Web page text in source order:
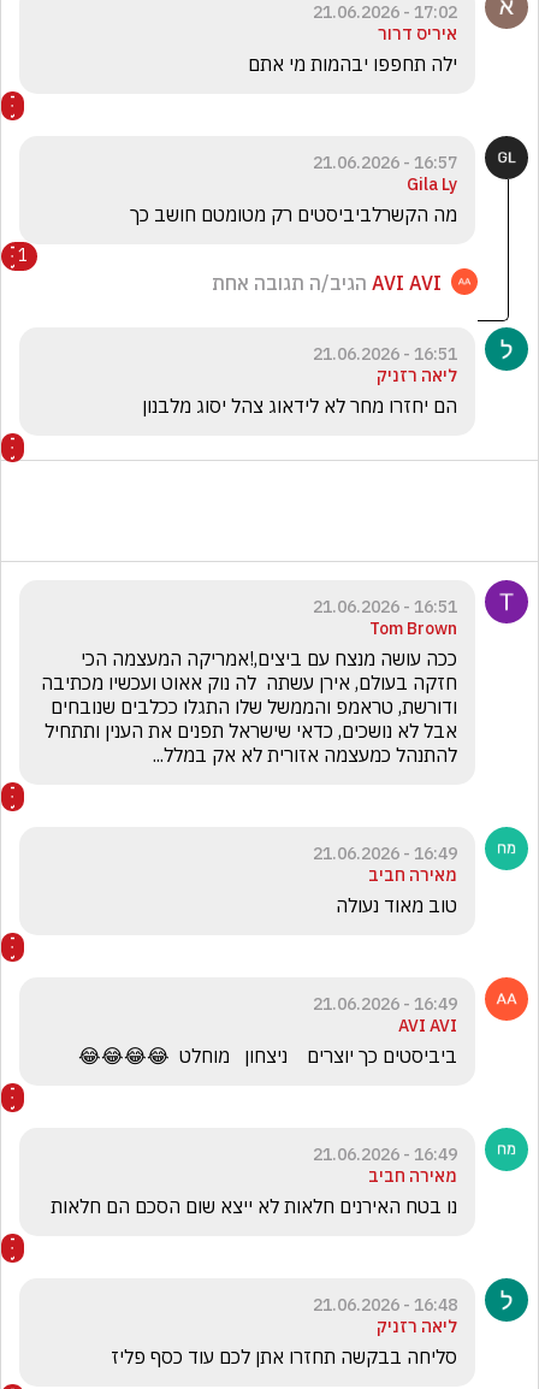
17:02 - 21.06.2026
איריס דרור
ילה תחפפו יבהמות מי אתם
16:57 - 21.06.2026
Gila Ly
מה הקשרלביביסטים רק מטומטם חושב כך
1
AVI AVI הגיב/ה תגובה אחת
16:51 - 21.06.2026
ליאה רזניק
הם יחזרו מחר לא לידאוג צהל יסוג מלבנון
16:51 - 21.06.2026
Tom Brown
להתנהל כמעצמה אזורית לא אק במלל...
16:49 - 21.06.2026
מאירה חביב
טוב מאוד נעולה
16:49 - 21.06.2026
AVI AVI
ביביסטים כך יוצרים    ניצחון   מוחלט  😂😂😂😂
16:49 - 21.06.2026
מאירה חביב
נו בטח האירנים חלאות לא ייצא שום הסכם הם חלאות
16:48 - 21.06.2026
ליאה רזניק
סליחה בבקשה תחזרו אתן לכם עוד כסף פליז